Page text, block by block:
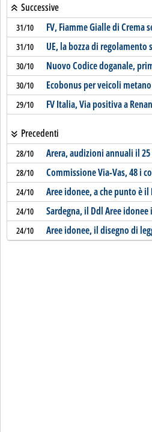
Successive
31/10 FV, Fiamme Gialle di
31/10 UE, la bozza di regolamento
30/10 Nuovo Codice doganale,
30/10 Ecobonus per veicoli
29/10 FV Italia, Via positiva a
Precedenti
28/10 Arera, audizioni annuali il
28/10 Commissione Via-Vas, 48 i
24/10 Aree idonee, a che punto è
24/10 Sardegna, il Ddl Aree
24/10 Aree idonee, il disegno di